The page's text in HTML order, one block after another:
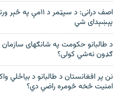
اصف درانی: د سپټمر
پېښېدای شي
د طالبانو حکومت په شانګهای
ګډون نه‌شي کولی؟
نن پر افغانستان د طالبانو د بياځلي
امنیت څخه څومره راضي دي؟